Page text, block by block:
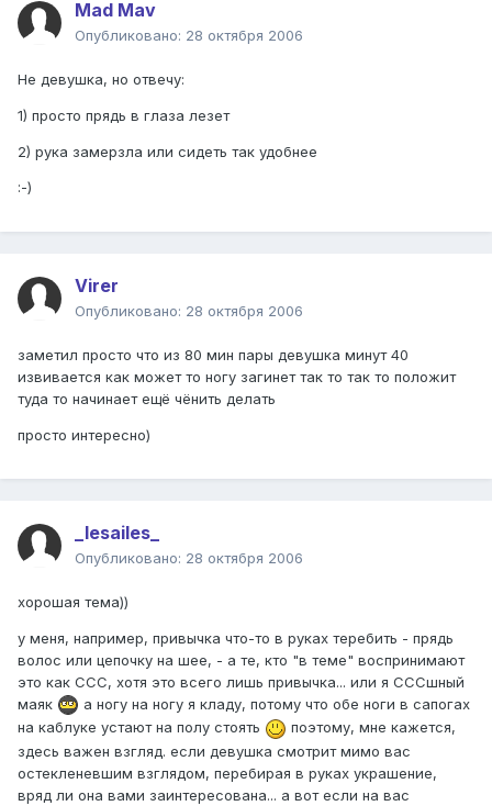
Mad Mav
Опубликовано: 28 октября 2006
Не девушка, но отвечу:
1) просто прядь в глаза лезет
2) рука замерзла или сидеть так удобнее
:-)
Virer
Опубликовано: 28 октября 2006
заметил просто что из 80 мин пары девушка минут 40
извивается как может то ногу загинет так то так то положит
туда то начинает ещё чёнить делать
просто интересно)
_lesailes_
Опубликовано: 28 октября 2006
хорошая тема))
у меня, например, привычка что-то в руках теребить - прядь
волос или цепочку на шее, - а те, кто "в теме" воспринимают
это как ССС, хотя это всего лишь привычка... или я СССшный
маяк
а ногу на ногу я кладу, потому что обе ноги в сапогах
на каблуке устают на полу стоять
поэтому, мне кажется,
здесь важен взгляд. если девушка смотрит мимо вас
остекленевшим взглядом, перебирая в руках украшение,
вряд ли она вами заинтересована... а вот если на вас